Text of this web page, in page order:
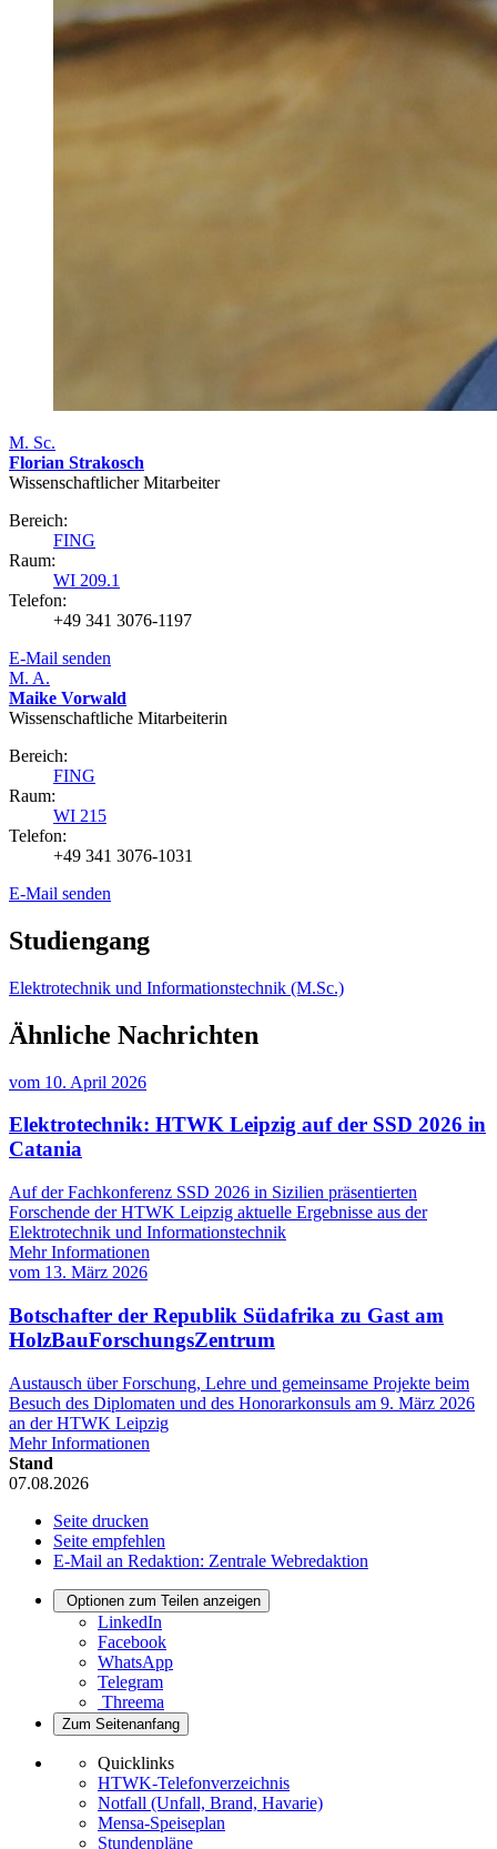
M. Sc.
Florian Strakosch
Wissenschaftlicher Mitarbeiter
Bereich:
FING
Raum:
WI 209.1
Telefon:
+49 341 3076-1197
E-Mail senden
M. A.
Maike Vorwald
Wissenschaftliche Mitarbeiterin
Bereich:
FING
Raum:
WI 215
Telefon:
+49 341 3076-1031
E-Mail senden
Studiengang
Elektrotechnik und Informationstechnik (M.Sc.)
Ähnliche Nachrichten
vom 10. April 2026
Elektrotechnik: HTWK Leipzig auf der SSD 2026 in
Catania
Auf der Fachkonferenz SSD 2026 in Sizilien präsentierten
Forschende der HTWK Leipzig aktuelle Ergebnisse aus der
Elektrotechnik und Informationstechnik
Mehr Informationen
vom 13. März 2026
Botschafter der Republik Südafrika zu Gast am
HolzBauForschungsZentrum
Austausch über Forschung, Lehre und gemeinsame Projekte beim
Besuch des Diplomaten und des Honorarkonsuls am 9. März 2026
an der HTWK Leipzig
Mehr Informationen
Stand
07.08.2026
Seite drucken
Seite empfehlen
E-Mail an Redaktion: Zentrale Webredaktion
Optionen zum Teilen anzeigen
LinkedIn
Facebook
WhatsApp
Telegram
Threema
Zum Seitenanfang
Quicklinks
HTWK-Telefonverzeichnis
Notfall (Unfall, Brand, Havarie)
Mensa-Speiseplan
Stundenpläne